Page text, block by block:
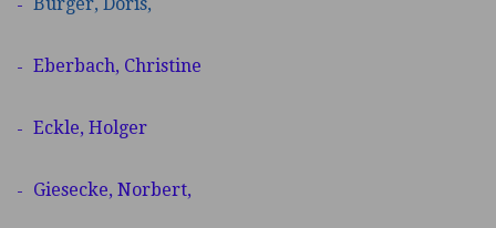
Eberbach, Christine
Eckle, Holger
Giesecke, Norbert,